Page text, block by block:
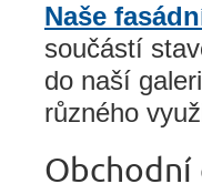
Naše
součástí
do naší
různého
Obchodní